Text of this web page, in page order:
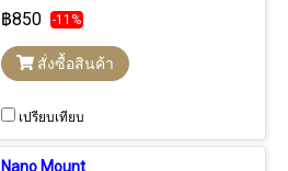
จากฟ้าผ่า แรงดันไฟกระชาก, แรงดัน
ไฟฟ้าเกินชั่วขณะ, แรงดันไฟฟ้า
เหนี่ยวนำที่เกิดจากฟ้าผ่า, แรงดัน
เปิด อุปกรณ์ไฟฟ้ากำลังขนาดใหญ่
หรือเกิดการลัดวงจรของระบบสายส่ง
ไฟฟ้าแรงสูง และไฟ้าสถิต ESD
฿850 -11%
สั่งซื้อสินค้า
เปรียบเทียบ
Nano Mount